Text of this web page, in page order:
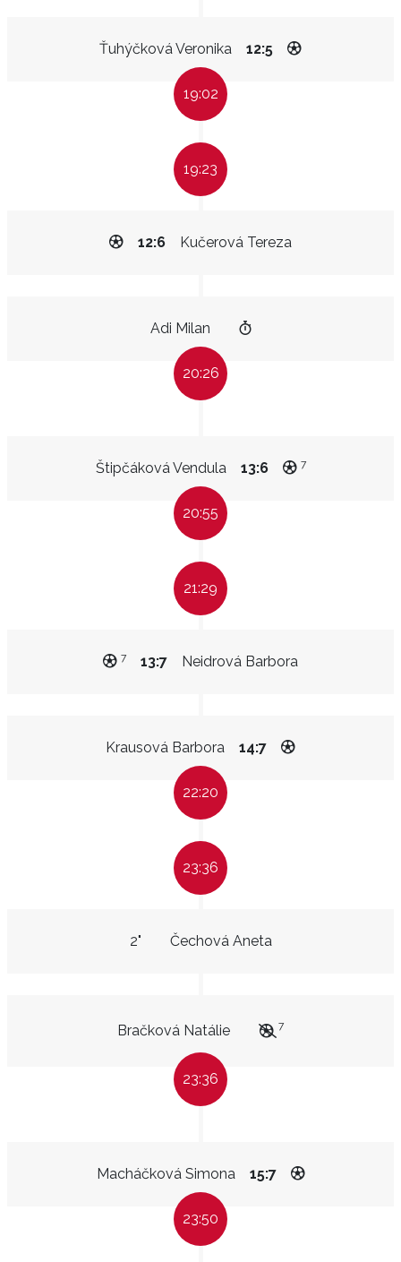
Ťuhýčková Veronika 12:5
19:02
19:23
Kučerová Tereza
12:6
Adi Milan
20:26
Štipčáková Vendula 13:6 7
20:55
21:29
Neidrová Barbora
13:7
7
Krausová Barbora 14:7
22:20
23:36
Čechová Aneta
2"
Bračková Natálie 7
23:36
Macháčková Simona 15:7
23:50